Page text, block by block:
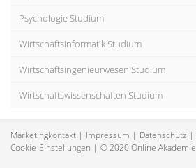
Psychologie Studium
Wirtschaftsinformatik Studium
Wirtschaftsingenieurwesen Studium
Wirtschaftswissenschaften Studium
Marketingkontakt Impressum Datenschutz
Cookie-Einstellungen
© 2020 Online Akademie